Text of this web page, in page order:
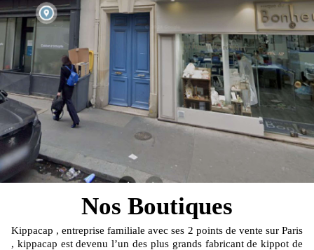
Nos Boutiques
Kippacap , entreprise familiale avec ses 2 points de vente sur Paris
, kippacap est devenu l’un des plus grands fabricant de kippot de